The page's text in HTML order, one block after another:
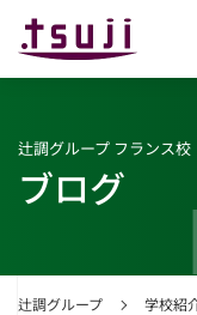
辻調グループ 学校紹
辻調グループ フランス校
ブログ